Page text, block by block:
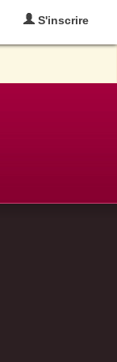
S'inscrire